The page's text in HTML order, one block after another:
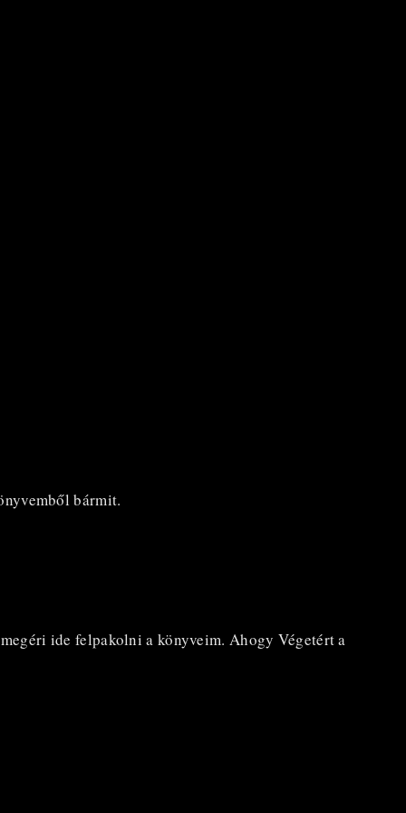
bármit.
ide felpakolni a könyveim. Ahogy Végetért a